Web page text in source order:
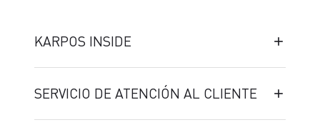
KARPOS INSIDE
SERVICIO DE ATENCIÓN AL CLIENTE